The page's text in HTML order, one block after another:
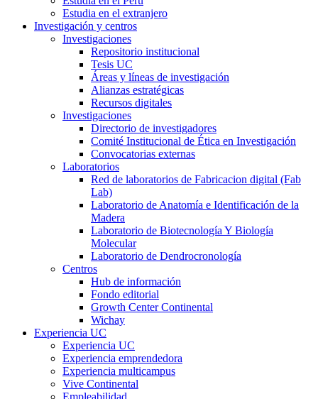
Estudia en el extranjero
Investigación y centros
Investigaciones
Repositorio institucional
Tesis UC
Áreas y líneas de investigación
Alianzas estratégicas
Recursos digitales
Investigaciones
Directorio de investigadores
Comité Institucional de Ética en Investigación
Convocatorias externas
Laboratorios
Red de laboratorios de Fabricacion digital (Fab
Lab)
Laboratorio de Anatomía e Identificación de la
Madera
Laboratorio de Biotecnología Y Biología
Molecular
Laboratorio de Dendrocronología
Centros
Hub de información
Fondo editorial
Growth Center Continental
Wichay
Experiencia UC
Experiencia UC
Experiencia emprendedora
Experiencia multicampus
Vive Continental
Empleabilidad